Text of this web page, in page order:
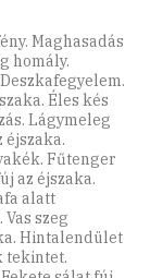
Maghasadás
homály.
Éles kés
Lágymeleg
éjszaka.
Fűtenger
az éjszaka.
alatt
szeg
Hintalendület
tekintet.